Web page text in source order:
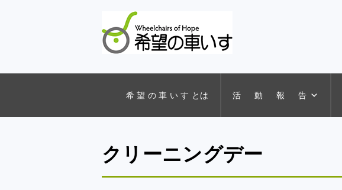
希 望 の 車 い す とは 活 動 報 告
クリーニングデー